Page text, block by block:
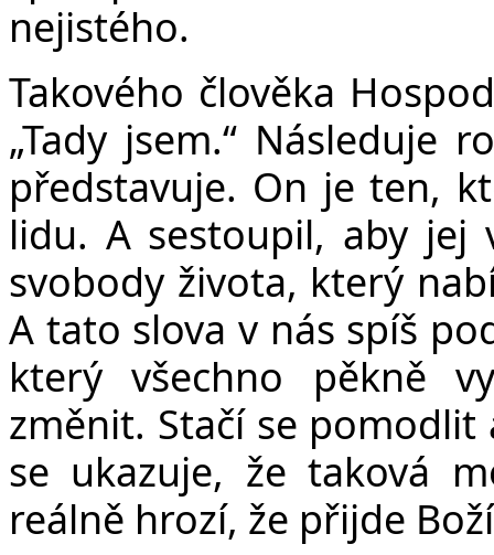
nejistého.
Takového člověka
„Tady jsem.“ Následuje
představuje. On je ten,
lidu. A sestoupil, aby
svobody života, který
A tato slova v nás spíš
který všechno pěkně
změnit. Stačí se pomodlit
se ukazuje, že taková
reálně hrozí, že přijde